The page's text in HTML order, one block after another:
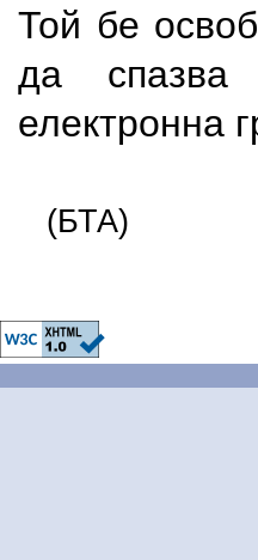
Той бе
да
електронна
(БТА)